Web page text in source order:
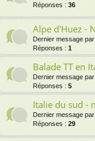
Réponses : 36
Alpe d'Huez -
Dernier message par
Réponses : 1
Balade TT en
Dernier message par
Réponses : 5
Italie du sud -
Dernier message par
Réponses : 29